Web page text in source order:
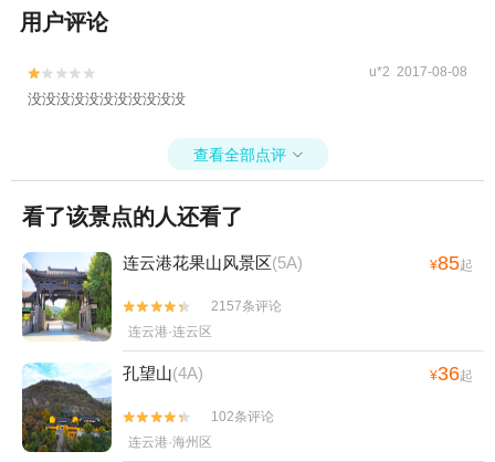
用户评论

 u*2 2017-08-08
没没没没没没没没没没没
查看全部点评 
看了该景点的人还看了
连云港花果山风景区(5A) ¥85起


2157条评论
连云港·连云区
孔望山(4A) ¥36起


102条评论
连云港·海州区